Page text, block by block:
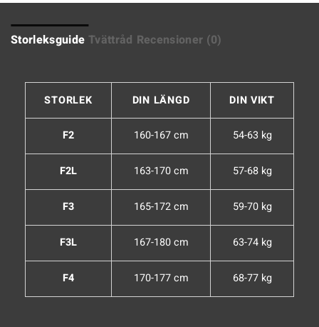
Storleksguide Tvättråd Recensioner (0)
STORLEK DIN LÄNGD DIN VIKT
F2 160-167 cm 54-63 kg
F2L 163-170 cm 57-68 kg
F3 165-172 cm 59-70 kg
F3L 167-180 cm 63-74 kg
F4 170-177 cm 68-77 kg